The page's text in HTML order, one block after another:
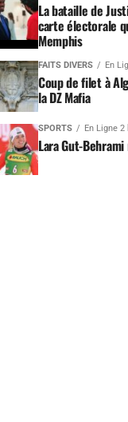
La bataille de
carte électorale
Memphis
FAITS DIVERS En
Coup de filet à
la DZ Mafia
SPORTS En Ligne 2
Lara Gut-